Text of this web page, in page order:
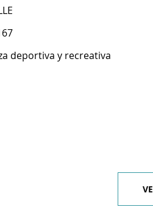
deportiva y recreativa